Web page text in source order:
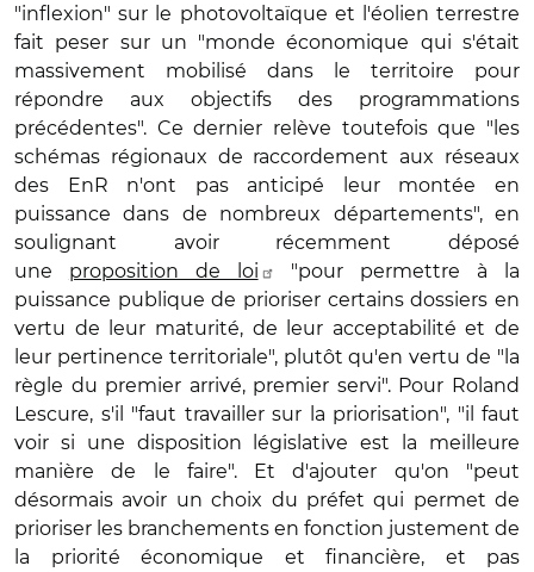
"inflexion" sur le photovoltaïque et l'éolien terrestre
fait peser sur un "monde économique qui s'était
massivement mobilisé dans le territoire pour
répondre aux objectifs des programmations
précédentes". Ce dernier relève toutefois que "les
schémas régionaux de raccordement aux réseaux
des EnR n'ont pas anticipé leur montée en
puissance dans de nombreux départements", en
soulignant avoir récemment déposé
une proposition de loi
"pour permettre à la
puissance publique de prioriser certains dossiers en
vertu de leur maturité, de leur acceptabilité et de
leur pertinence territoriale", plutôt qu'en vertu de "la
règle du premier arrivé, premier servi". Pour Roland
Lescure, s'il "faut travailler sur la priorisation", "il faut
voir si une disposition législative est la meilleure
manière de le faire". Et d'ajouter qu'on "peut
désormais avoir un choix du préfet qui permet de
prioriser les branchements en fonction justement de
la priorité économique et financière, et pas